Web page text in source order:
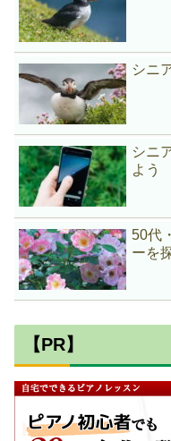
シニ
シニ
よう
50代
ーを
【PR】